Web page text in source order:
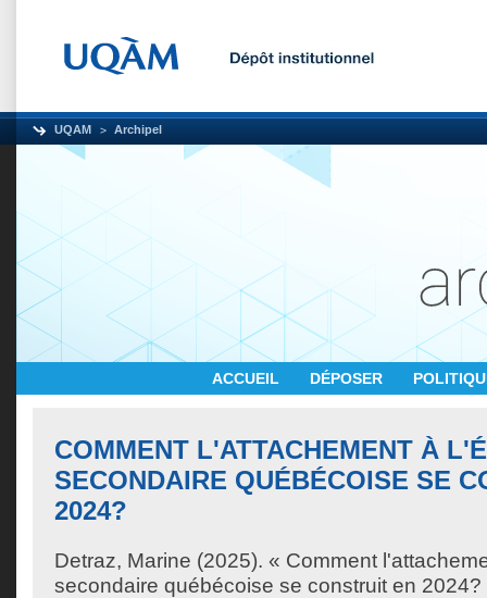
UQAM Archipel
ACCUEIL DÉPOSER
COMMENT L'ATTACHEMENT À
SECONDAIRE QUÉBÉCOISE SE
2024?
Detraz, Marine (2025). « Comment
secondaire québécoise se construit en